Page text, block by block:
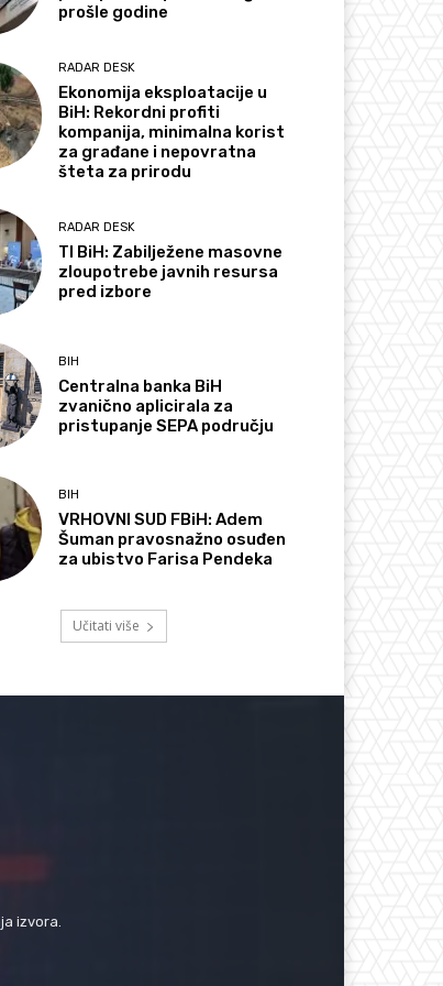
prošle godine
RADAR DESK
Ekonomija eksploatacije u
BiH: Rekordni profiti
kompanija, minimalna korist
za građane i nepovratna
šteta za prirodu
RADAR DESK
TI BiH: Zabilježene masovne
zloupotrebe javnih resursa
pred izbore
BIH
Centralna banka BiH
zvanično aplicirala za
pristupanje SEPA području
BIH
VRHOVNI SUD FBiH: Adem
Šuman pravosnažno osuđen
za ubistvo Farisa Pendeka
Učitati više
izvora.